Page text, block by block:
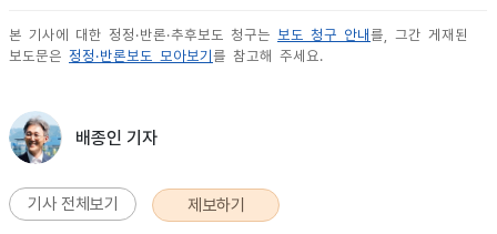
본 기사에 대한 정정·반론·추후보도 청구는 보도 청구 안내 를, 그간 게재된
보도문은 정정·반론보도 모아보기 를 참고해 주세요.
배종인 기자
기사 전체보기 제보하기